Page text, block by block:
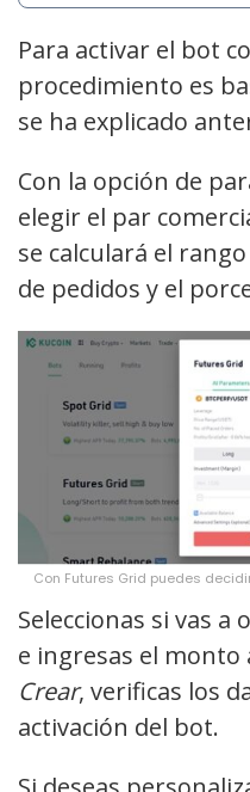
Para activar el bot
procedimiento es
se ha explicado
Con la opción de
elegir el par
se calculará el
de pedidos y el
Con Futures Grid puedes
Seleccionas si vas
e ingresas el monto
Crear, verificas los
activación del bot.